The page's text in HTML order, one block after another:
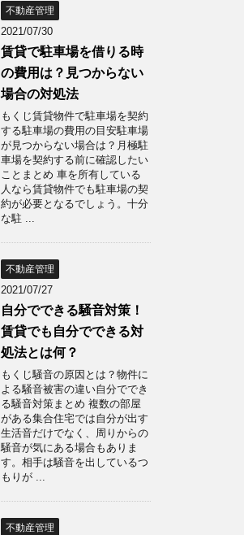
不動産管理
2021/07/30
賃貸で駐車場を借りる時
の費用は？見つからない
場合の対処法
もくじ賃貸物件で駐車場を契約
する駐車場の費用の目安駐車場
が見つからない場合は？月極駐
車場を契約する前に確認したい
ことまとめ 車を所有している
人なら賃貸物件でも駐車場の契
約が必要となるでしょう。十分
な駐 ...
不動産管理
2021/07/27
自分でできる騒音対策！
賃貸でも自分でできる対
処法とは何？
もくじ騒音の原因とは？物件に
よる騒音被害の違い自分ででき
る騒音対策まとめ 複数の部屋
がある集合住宅では自分が出す
生活音だけでなく、周りからの
騒音が気にある場合もありま
す。相手は騒音を出しているつ
もりが ...
不動産管理